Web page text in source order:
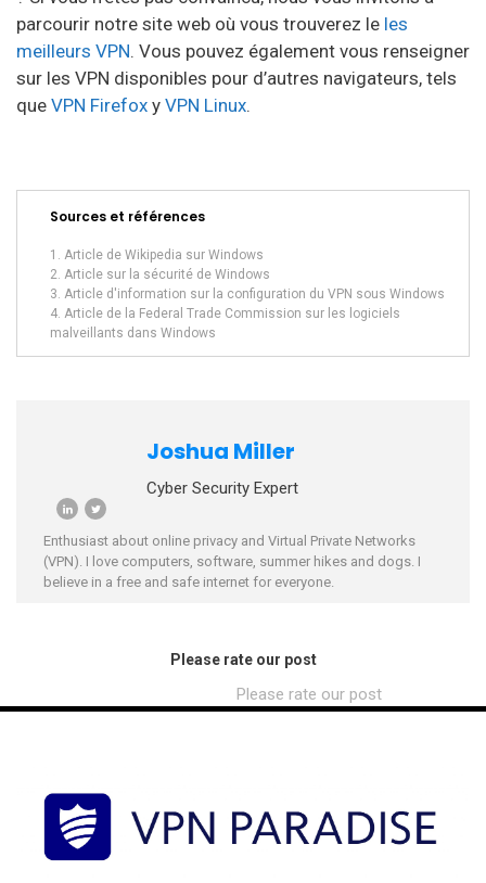
parcourir notre site web où vous trouverez le les
meilleurs VPN. Vous pouvez également vous renseigner
sur les VPN disponibles pour d’autres navigateurs, tels
que VPN Firefox y VPN Linux.
Sources et références
Article de Wikipedia sur Windows
Article sur la sécurité de Windows
Article d'information sur la configuration du VPN sous Windows
Article de la Federal Trade Commission sur les logiciels
malveillants dans Windows
Joshua Miller
Cyber Security Expert
Enthusiast about online privacy and Virtual Private Networks
(VPN). I love computers, software, summer hikes and dogs. I
believe in a free and safe internet for everyone.
Please rate our post
Please rate our post